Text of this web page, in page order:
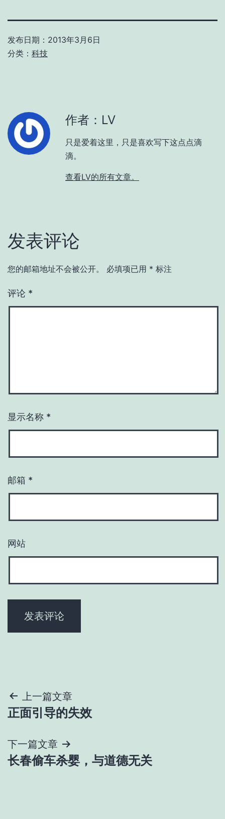
发布日期： 2013年3月6日
分类： 科技
作者：LV
只是爱着这里，只是喜欢写下这点点滴
滴。
查看LV的所有文章。
发表评论
您的邮箱地址不会被公开。 必填项已用 * 标注
评论 *
显示名称 *
邮箱 *
网站
文
章
导
航
上一篇文章
正面引导的失效
下一篇文章
长春偷车杀婴，与道德无关